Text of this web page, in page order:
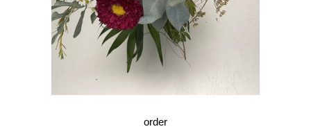
order